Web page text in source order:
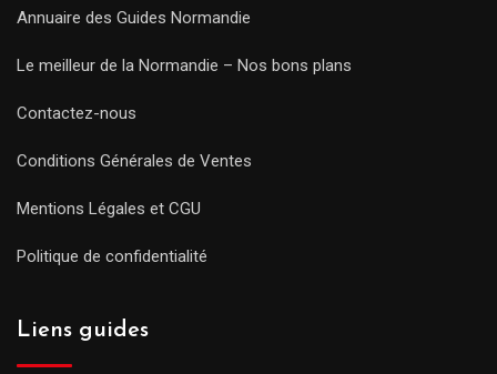
Annuaire des Guides Normandie
Le meilleur de la Normandie – Nos bons plans
Contactez-nous
Conditions Générales de Ventes
Mentions Légales et CGU
Politique de confidentialité
Liens guides